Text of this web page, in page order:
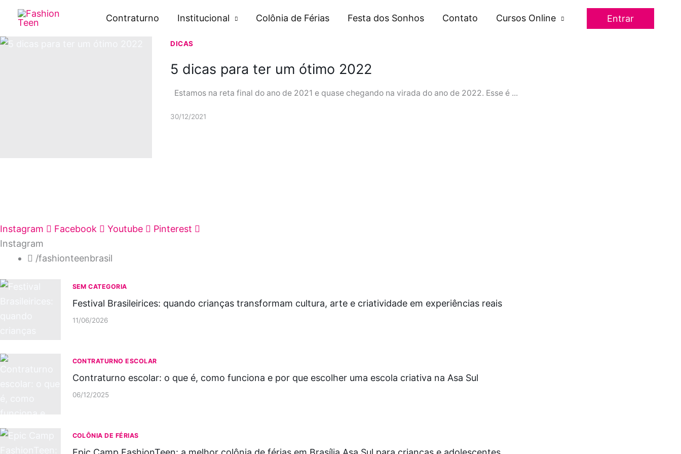
para
o
Contraturno Institucional Colônia de Férias Festa dos Sonhos Contato Cursos Online Entrar
DICAS
5 dicas para ter um ótimo 2022
Estamos na reta final do ano de 2021 e quase chegando na virada do ano de 2022. Esse é ...
30/12/2021
Instagram Facebook Youtube
Pinterest
Instagram
/fashionteenbrasil
SEM CATEGORIA
Festival Brasileirices: quando crianças transformam cultura, arte e criatividade em experiências reais
11/06/2026
CONTRATURNO ESCOLAR
Contraturno escolar: o que é, como funciona e por que escolher uma escola criativa na Asa Sul
06/12/2025
COLÔNIA DE FÉRIAS